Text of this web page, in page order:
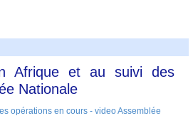
Afrique et au suivi des
Nationale